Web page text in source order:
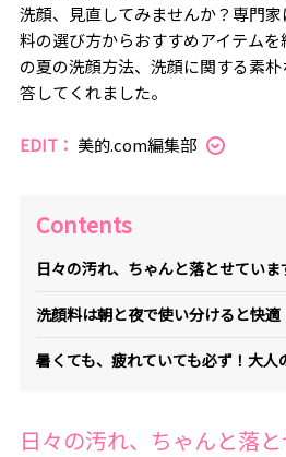
洗顔、見直してみませんか？専門
料の選び方からおすすめアイテム
の夏の洗顔方法、洗顔に関する素
答してくれました。
EDIT： 美的.com編集部
Contents
日々の汚れ、ちゃんと落とせていま
洗顔料は朝と夜で使い分けると快
暑くても、疲れていても必ず！大人
日々の汚れ、ちゃんと落